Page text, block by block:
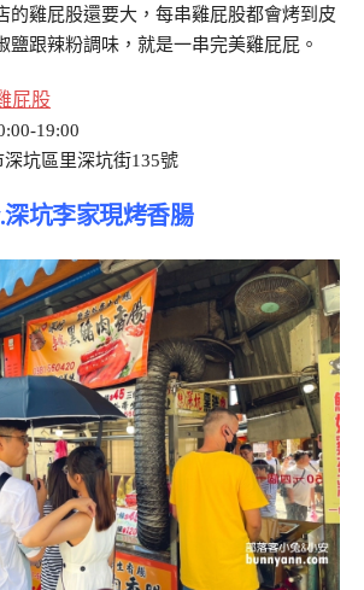
的雞屁股還要大，每串雞屁股都會烤到皮
鹽跟辣粉調味，就是一串完美雞屁屁。
屁股
19:00
坑區里深坑街135號
坑李家現烤香腸